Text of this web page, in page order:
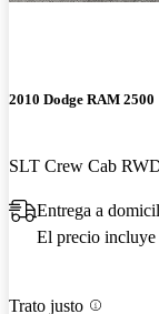
2010 Dodge RAM 2500
SLT Crew Cab
Entrega a
El precio
Trato justo